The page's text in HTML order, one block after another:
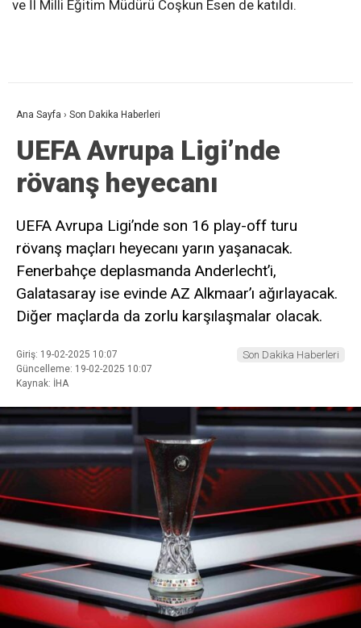
ve İl Milli Eğitim Müdürü Coşkun Esen de katıldı.
Ana Sayfa › Son Dakika Haberleri
UEFA Avrupa Ligi’nde
rövanş heyecanı
UEFA Avrupa Ligi’nde son 16 play-off turu
rövanş maçları heyecanı yarın yaşanacak.
Fenerbahçe deplasmanda Anderlecht’i,
Galatasaray ise evinde AZ Alkmaar’ı ağırlayacak.
Diğer maçlarda da zorlu karşılaşmalar olacak.
Giriş: 19-02-2025 10:07
Güncelleme: 19-02-2025 10:07
Kaynak: İHA
Son Dakika Haberleri